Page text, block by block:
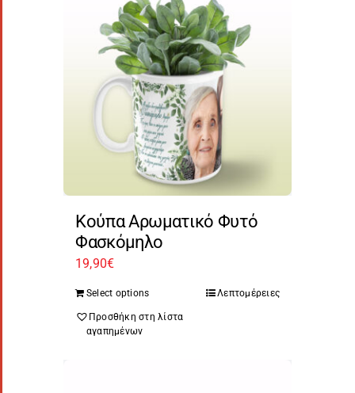
Κούπα Αρωματικό Φυτό
Φασκόμηλο
19,90€
Select options Λεπτομέρειες
Προσθήκη στη λίστα
αγαπημένων